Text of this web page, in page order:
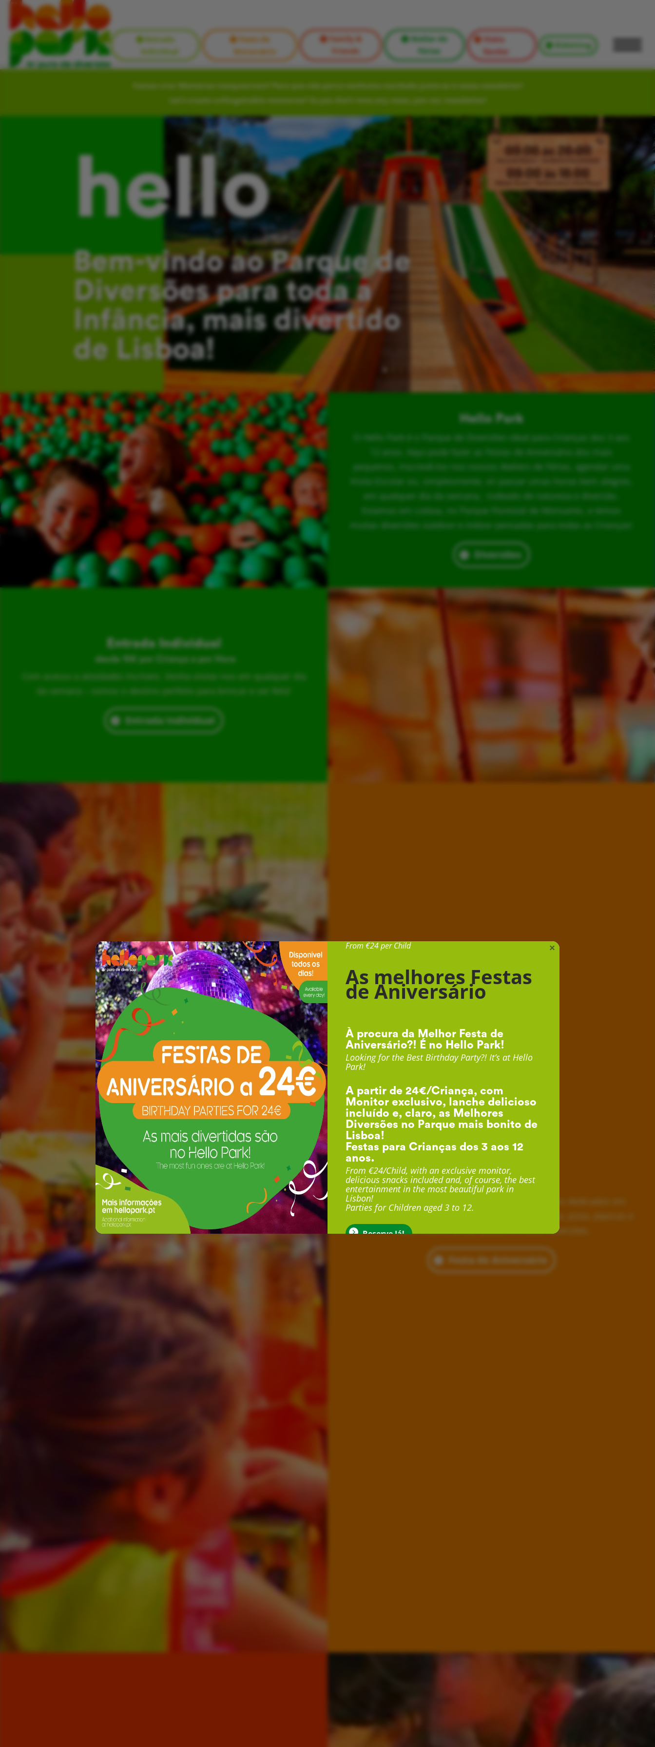
Entrada
Individual
Festa de
Aniversário
Family &
Friends
Atelier de
Férias
Visita
Escolar
Kidsitting
Vamos criar Memórias inesquecíveis? Para que não perca nenhuma novidade junte-se à nossa newsletter!
Let’s create unforgettable memories? So you don’t miss any news, join our newsletter!
hello
Bem-vindo ao Parque de
Diversões para toda a
Infância, mais divertido
de Lisboa!
Hello Park
O Hello Park é o Parque de Diversões ideal para Crianças dos 3 aos
12 anos. Aqui pode fazer as Festas de Aniversário dos mais
pequenos, inscrevê-los nos nossos Ateliers de Férias, agendar uma
Visita Escolar ou, simplesmente, vir passar umas horas bem alegres,
em qualquer dia da semana, rodeado de natureza e diversão.
Estamos em Lisboa, no Parque Florestal de Monsanto, e temos
muitas diversões outdoor e indoor pensadas para todas as Crianças!
Diversões
Entrada Individual
desde 15€ por Criança e por Hora
Com acesso a atividades incríveis. Venha visitar-nos em qualquer dia
da semana – somos o destino perfeito para brincar e ser feliz!
Entrada Individual
Festa de Aniversário
desde 24€ por Criança
Com duração até 3 horas inesquecíveis, monitores dedicados em
exclusivo, sala exclusiva, lanche delicioso com fruta, pizza, pipocas e
muito mais e, ainda, acesso a muitas diversões.
Festa de Aniversário
From €24 per Child
As melhores Festas
de Aniversário
À procura da Melhor Festa de
Aniversário?! É no Hello Park!
Looking for the Best Birthday Party?! It’s at Hello
Park!
A partir de 24€/Criança, com
Monitor exclusivo, lanche delicioso
incluído e, claro, as Melhores
Diversões no Parque mais bonito de
Lisboa!
Festas para Crianças dos 3 aos 12
anos.
From €24/Child, with an exclusive monitor,
delicious snacks included and, of course, the best
entertainment in the most beautiful park in
Lisbon!
Parties for Children aged 3 to 12.
Reserve Já!
×